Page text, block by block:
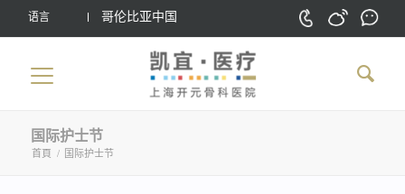
语言 哥伦比亚中国
国际护士节
首頁 / 国际护士节